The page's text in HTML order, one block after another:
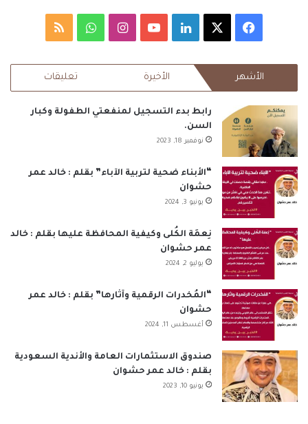
فيسبوك لينكدإن‫YouTubeانستقرامواتسابملخص
RSS الأشهر الأخيرة تعليقات
رابط بدء التسجيل لمنفعتي الطفولة وكبار
السن.
نوفمبر 18, 2023
“الأبناء ضحية لتربية الآباء” بقلم : خالد عمر
حشوان
يونيو 3, 2024
نِعمَة الكُلى وكيفية المحافظة عليها بقلم : خالد
عمر حشوان
يوليو 2, 2024
“المُخدرات الرقمية وآثارها” بقلم : خالد عمر
حشوان
أغسطس 11, 2024
صندوق الاستثمارات العامة والأندية السعودية
بقلم : خالد عمر حشوان
يونيو 10, 2023